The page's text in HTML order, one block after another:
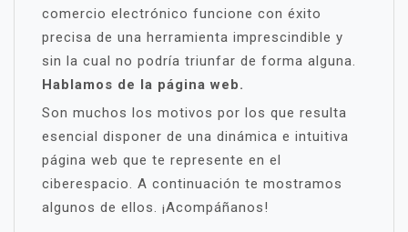
comercio electrónico funcione con éxito
precisa de una herramienta imprescindible y
sin la cual no podría triunfar de forma alguna.
Hablamos de la página web.
Son muchos los motivos por los que resulta
esencial disponer de una dinámica e intuitiva
página web que te represente en el
ciberespacio. A continuación te mostramos
algunos de ellos. ¡Acompáñanos!